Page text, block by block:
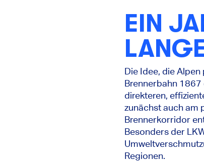
EIN
Die Idee, die
Brennerbahn
direkteren,
zunächst auch am
Brennerkorridor
Besonders der
Regionen.